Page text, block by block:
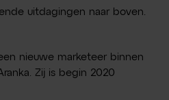
uitdagingen naar boven.
nieuwe marketeer binnen
Zij is begin 2020